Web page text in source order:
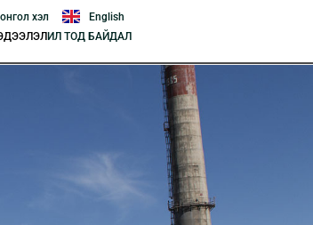
хэл
English
ИЛ ТОД БАЙДАЛ